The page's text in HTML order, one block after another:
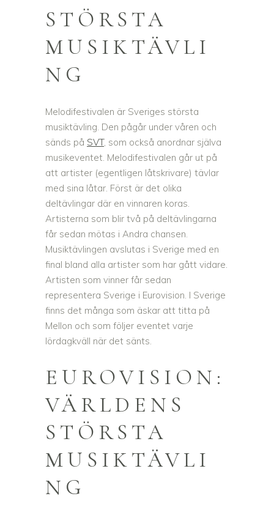
STÖRSTA
MUSIKTÄVLI
NG
Melodifestivalen är Sveriges största
musiktävling. Den pågår under våren och
sänds på SVT, som också anordnar själva
musikeventet. Melodifestivalen går ut på
att artister (egentligen låtskrivare) tävlar
med sina låtar. Först är det olika
deltävlingar där en vinnaren koras.
Artisterna som blir två på deltävlingarna
får sedan mötas i Andra chansen.
Musiktävlingen avslutas i Sverige med en
final bland alla artister som har gått vidare.
Artisten som vinner får sedan
representera Sverige i Eurovision. I Sverige
finns det många som äskar att titta på
Mellon och som följer eventet varje
lördagkväll när det sänts.
EUROVISION:
VÄRLDENS
STÖRSTA
MUSIKTÄVLI
NG